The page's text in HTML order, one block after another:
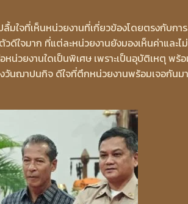
มใจที่เห็นหน่วยงานที่เกี่ยวข้องโดยตรงกับก
ดีใจมาก ที่แต่ละหน่วยงานยังมองเห็นค่าและ
หน่วยงานใดเป็นพิเศษ เพราะเป็นอุบัติเหตุ พ
นฌาปนกิจ ดีใจที่ตึกหน่วยงานพร้อมเจอกันม